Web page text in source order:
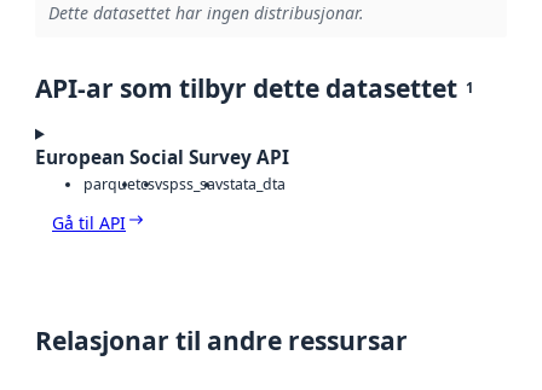
Dette datasettet har ingen distribusjonar.
API-ar som tilbyr dette datasettet 1
European Social Survey API
parquetcsvspss_savstata_dta
Gå til API
Relasjonar til andre ressursar